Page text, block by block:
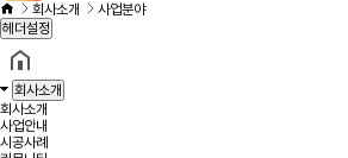
회사소개
사업분야
헤더설정
회사소개
회사소개
사업안내
시공사례